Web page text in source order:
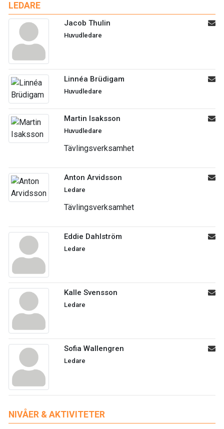
LEDARE
Jacob Thulin
Huvudledare
Linnéa Brüdigam
Huvudledare
Martin Isaksson
Huvudledare
Tävlingsverksamhet
Anton Arvidsson
Ledare
Tävlingsverksamhet
Eddie Dahlström
Ledare
Kalle Svensson
Ledare
Sofia Wallengren
Ledare
NIVÅER & AKTIVITETER